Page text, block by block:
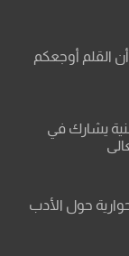
القلم أوجعكم
يشارك في
حول الأدب